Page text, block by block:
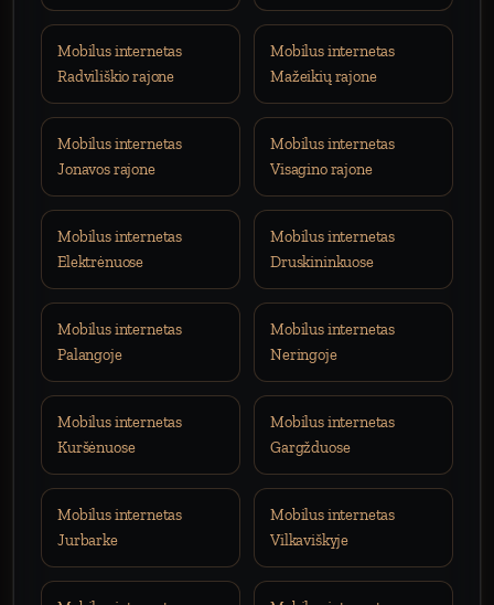
Mobilus internetas
Radviliškio rajone
Mobilus internetas
Mažeikių rajone
Mobilus internetas
Jonavos rajone
Mobilus internetas
Visagino rajone
Mobilus internetas
Elektrėnuose
Mobilus internetas
Druskininkuose
Mobilus internetas
Palangoje
Mobilus internetas
Neringoje
Mobilus internetas
Kuršėnuose
Mobilus internetas
Gargžduose
Mobilus internetas
Jurbarke
Mobilus internetas
Vilkaviškyje